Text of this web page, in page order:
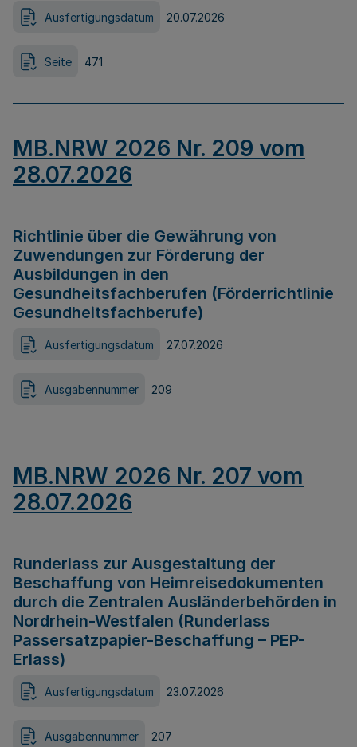
Ausfertigungsdatum 20.07.2026
Seite 471
MB.NRW 2026 Nr. 209 vom
28.07.2026
Richtlinie über die Gewährung von
Zuwendungen zur Förderung der
Ausbildungen in den
Gesundheitsfachberufen (Förderrichtlinie
Gesundheitsfachberufe)
Ausfertigungsdatum 27.07.2026
Ausgabennummer 209
MB.NRW 2026 Nr. 207 vom
28.07.2026
Runderlass zur Ausgestaltung der
Beschaffung von Heimreisedokumenten
durch die Zentralen Ausländerbehörden in
Nordrhein-Westfalen (Runderlass
Passersatzpapier-Beschaffung – PEP-
Erlass)
Ausfertigungsdatum 23.07.2026
Ausgabennummer 207